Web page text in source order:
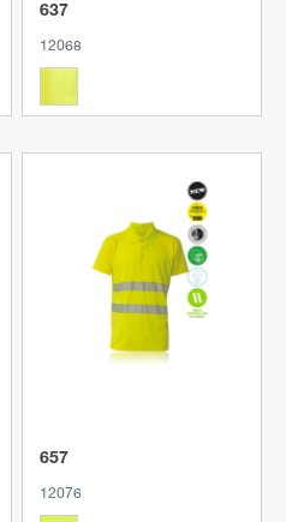
637
12068
Produkt anzeigen
657
12076